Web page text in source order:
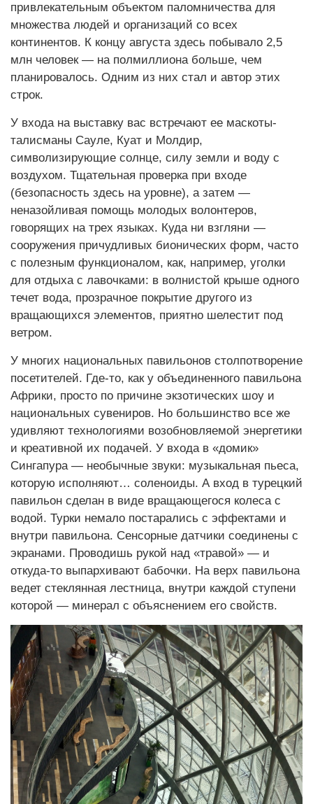
привлекательным объектом паломничества для
множества людей и организаций со всех
континентов. К концу августа здесь побывало 2,5
млн человек — на полмиллиона больше, чем
планировалось. Одним из них стал и автор этих
строк.
У входа на выставку вас встречают ее маскоты-
талисманы Сауле, Куат и Молдир,
символизирующие солнце, силу земли и воду с
воздухом. Тщательная проверка при входе
(безопасность здесь на уровне), а затем —
неназойливая помощь молодых волонтеров,
говорящих на трех языках. Куда ни взгляни —
сооружения причудливых бионических форм, часто
с полезным функционалом, как, например, уголки
для отдыха с лавочками: в волнистой крыше одного
течет вода, прозрачное покрытие другого из
вращающихся элементов, приятно шелестит под
ветром.
У многих национальных павильонов столпотворение
посетителей. Где-то, как у объединенного павильона
Африки, просто по причине экзотических шоу и
национальных сувениров. Но большинство все же
удивляют технологиями возобновляемой энергетики
и креативной их подачей. У входа в «домик»
Сингапура — необычные звуки: музыкальная пьеса,
которую исполняют… соленоиды. А вход в турецкий
павильон сделан в виде вращающегося колеса с
водой. Турки немало постарались с эффектами и
внутри павильона. Сенсорные датчики соединены с
экранами. Проводишь рукой над «травой» — и
откуда-то выпархивают бабочки. На верх павильона
ведет стеклянная лестница, внутри каждой ступени
которой — минерал с объяснением его свойств.